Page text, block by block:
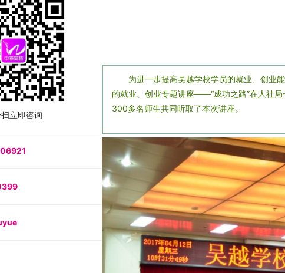
为进一步提高吴越学校学员的就业、创业
的就业、创业专题讲座——“成功之路”在人社
300多名师生共同听取了本次讲座。
立即咨询